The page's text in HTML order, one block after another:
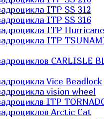
ITP SS 312
ITP SS 316
ITP Hurricane
ITP
CARLISLE
Vice Beadlock
vision wheel
ITP
Arctic Cat